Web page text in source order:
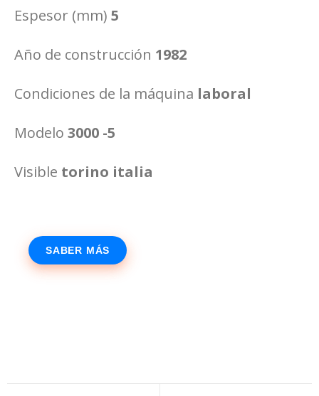
Espesor (mm) 5
Año de construcción 1982
Condiciones de la máquina laboral
Modelo 3000 -5
Visible torino italia
SABER MÁS